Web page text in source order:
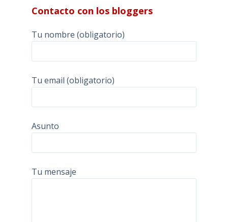
Contacto con los bloggers
Tu nombre (obligatorio)
Tu email (obligatorio)
Asunto
Tu mensaje